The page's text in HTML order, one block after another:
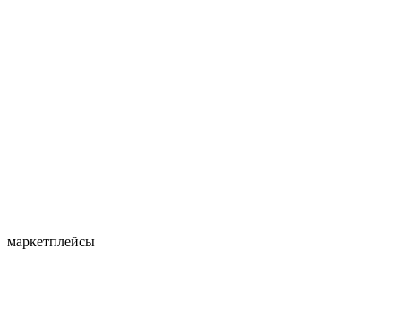
маркетплейсы